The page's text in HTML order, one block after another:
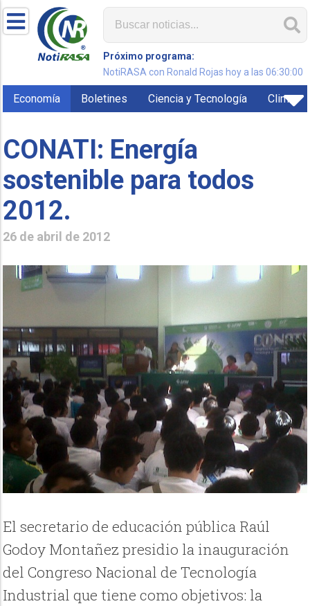
Próximo programa:
NotiRASA con Ronald Rojas hoy a las 06:30:00
Economía Boletines Ciencia y Tecnología Clima
CONATI: Energía
sostenible para todos
2012.
26 de abril de 2012
El secretario de educación pública Raúl
Godoy Montañez presidio la inauguración
del Congreso Nacional de Tecnología
Industrial que tiene como objetivos: la